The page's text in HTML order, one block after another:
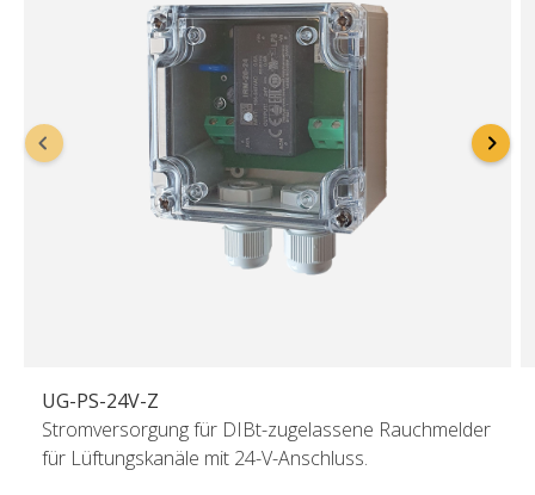
UG-PS-24V-Z
Stromversorgung für DIBt-zugelassene Rauchmelder
für Lüftungskanäle mit 24-V-Anschluss.